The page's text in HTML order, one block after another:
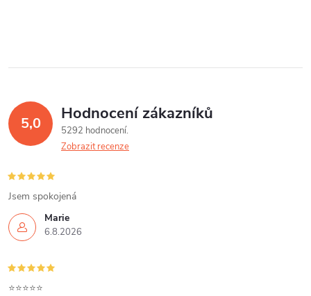
5,0 Hodnocení zákazníků
5292 hodnocení
Zobrazit recenze
Marie
6.8.2026
Jsem spokojená
⭐⭐⭐⭐⭐